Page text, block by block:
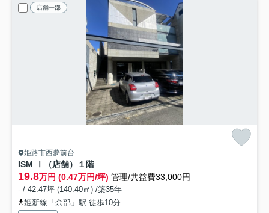
店舗一部
姫路市西夢前台
ISM Ⅰ（店舗） １階
19.8万円 (0.47万円/坪) 管理/共益費33,000円
- / 42.47坪 (140.40㎡) /築35年
姫新線「余部」駅 徒歩10分